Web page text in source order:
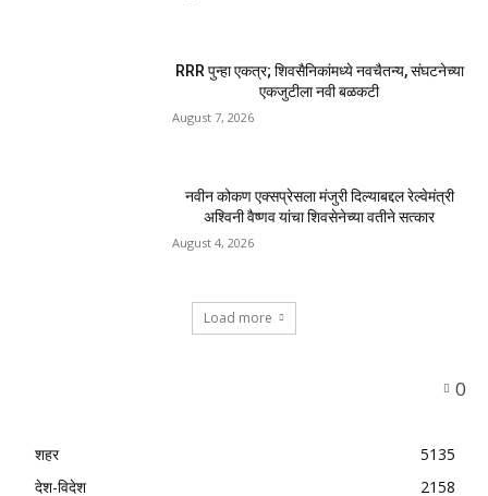
RRR पुन्हा एकत्र; शिवसैनिकांमध्ये नवचैतन्य, संघटनेच्या
एकजुटीला नवी बळकटी
August 7, 2026
नवीन कोकण एक्सप्रेसला मंजुरी दिल्याबद्दल रेल्वेमंत्री
अश्विनी वैष्णव यांचा शिवसेनेच्या वतीने सत्कार
August 4, 2026
Load more
0
शहर
5135
देश-विदेश
2158